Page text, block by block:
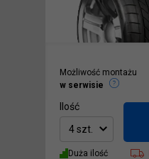
Możliwość montażu
w serwisie
Ilość
4 szt.
Duża ilość